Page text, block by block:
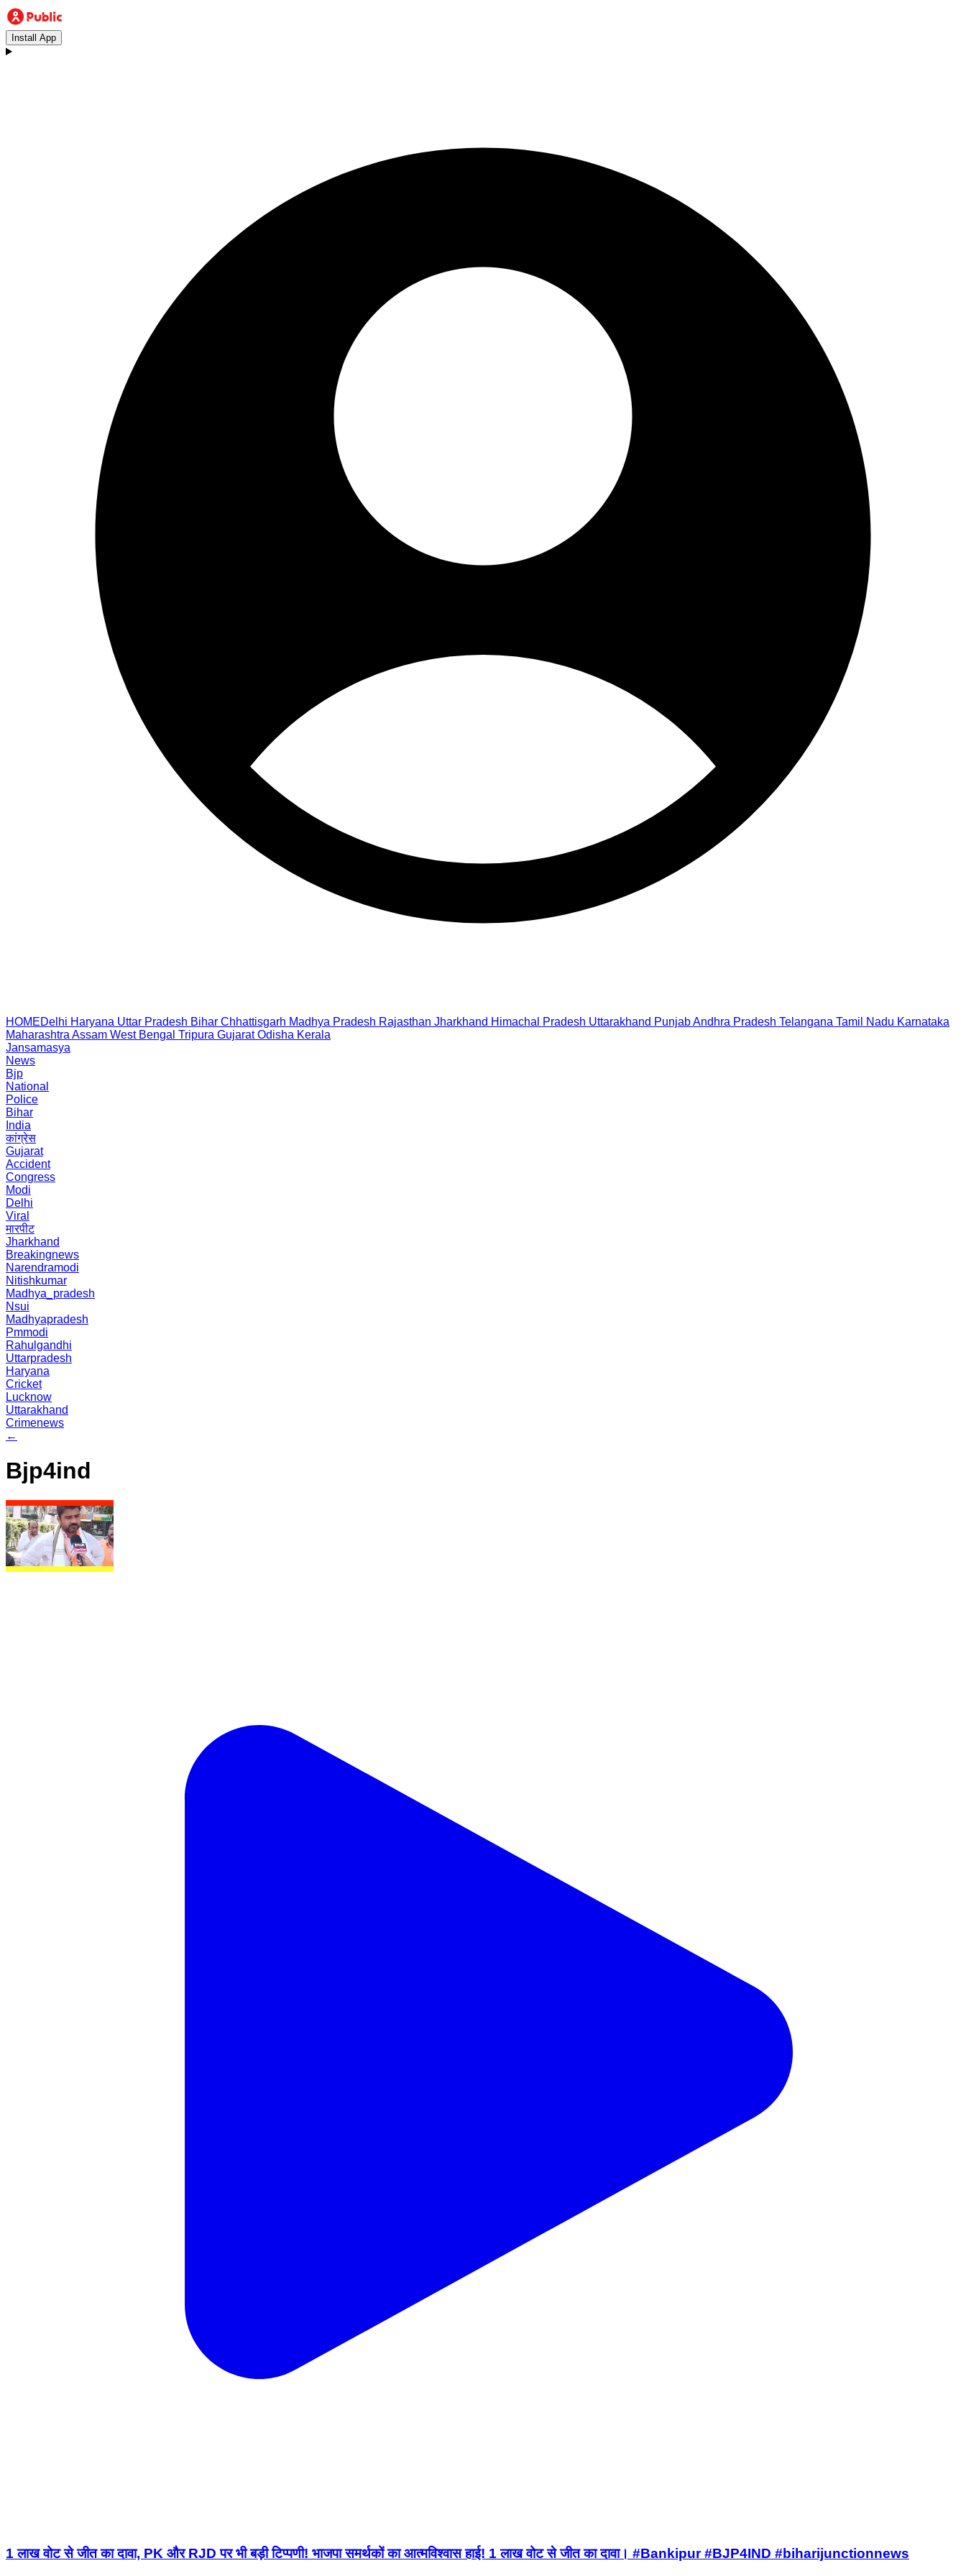
Install App
HOMEDelhi Haryana Uttar Pradesh Bihar Chhattisgarh Madhya Pradesh Rajasthan Jharkhand Himachal Pradesh Uttarakhand PunjabAndhra Pradesh Telangana Tamil Nadu Karnataka
Maharashtra Assam West Bengal Tripura Gujarat Odisha Kerala
Jansamasya
News
Bjp
National
Police
Bihar
India
कांग्रेस
Gujarat
Accident
Congress
Modi
Delhi
Viral
मारपीट
Jharkhand
Breakingnews
Narendramodi
Nitishkumar
Madhya_pradesh
Nsui
Madhyapradesh
Pmmodi
Rahulgandhi
Uttarpradesh
Haryana
Cricket
Lucknow
Uttarakhand
Crimenews
←
Bjp4ind
1 लाख वोट से जीत का दावा, PK और RJD पर भी बड़ी टिप्पणी! भाजपा समर्थकों का आत्मविश्वास हाई! 1 लाख वोट से जीत का दावा। #Bankipur #BJP4IND #biharijunctionnews